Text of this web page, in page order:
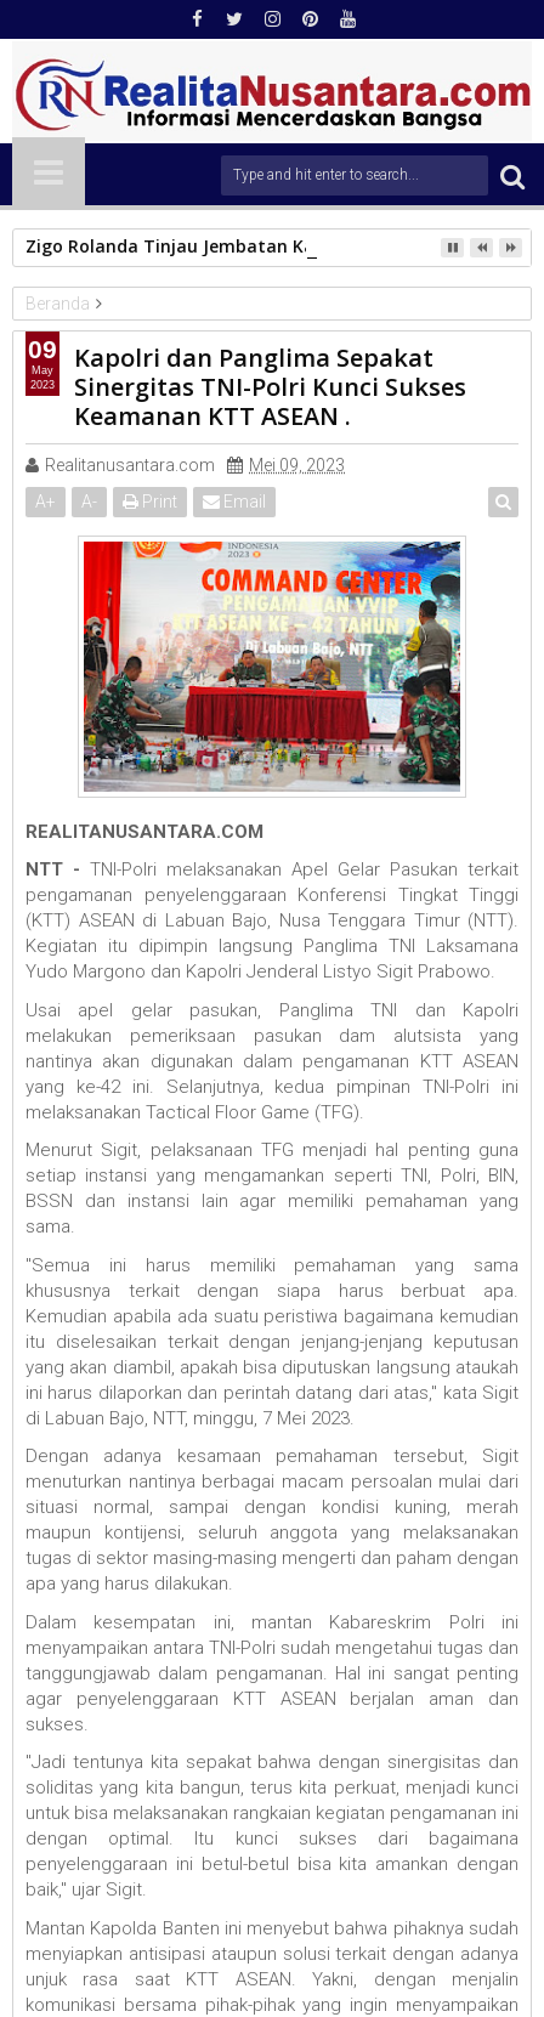
Zigo Rolanda Tinjau Jembatan Kalawi dan Infrastruktur
Beranda
Nasional
Kapolri dan Panglima Sepakat Sinergitas TNI-Polri Kunci Sukses
Keamanan KTT ASEAN .
Kapolri dan Panglima Sepakat
Sinergitas TNI-Polri Kunci Sukses
Keamanan KTT ASEAN .
Realitanusantara.com
Mei 09, 2023
A+ A- Print Email
REALITANUSANTARA.COM
NTT - TNI-Polri melaksanakan Apel Gelar Pasukan terkait
pengamanan penyelenggaraan Konferensi Tingkat Tinggi
(KTT) ASEAN di Labuan Bajo, Nusa Tenggara Timur (NTT).
Kegiatan itu dipimpin langsung Panglima TNI Laksamana
Yudo Margono dan Kapolri Jenderal Listyo Sigit Prabowo.
Usai apel gelar pasukan, Panglima TNI dan Kapolri
melakukan pemeriksaan pasukan dam alutsista yang
nantinya akan digunakan dalam pengamanan KTT ASEAN
yang ke-42 ini. Selanjutnya, kedua pimpinan TNI-Polri ini
melaksanakan Tactical Floor Game (TFG).
Menurut Sigit, pelaksanaan TFG menjadi hal penting guna
setiap instansi yang mengamankan seperti TNI, Polri, BIN,
BSSN dan instansi lain agar memiliki pemahaman yang
sama.
"Semua ini harus memiliki pemahaman yang sama
khususnya terkait dengan siapa harus berbuat apa.
Kemudian apabila ada suatu peristiwa bagaimana kemudian
itu diselesaikan terkait dengan jenjang-jenjang keputusan
yang akan diambil, apakah bisa diputuskan langsung ataukah
ini harus dilaporkan dan perintah datang dari atas," kata Sigit
di Labuan Bajo, NTT, minggu, 7 Mei 2023.
Dengan adanya kesamaan pemahaman tersebut, Sigit
menuturkan nantinya berbagai macam persoalan mulai dari
situasi normal, sampai dengan kondisi kuning, merah
maupun kontijensi, seluruh anggota yang melaksanakan
tugas di sektor masing-masing mengerti dan paham dengan
apa yang harus dilakukan.
Dalam kesempatan ini, mantan Kabareskrim Polri ini
menyampaikan antara TNI-Polri sudah mengetahui tugas dan
tanggungjawab dalam pengamanan. Hal ini sangat penting
agar penyelenggaraan KTT ASEAN berjalan aman dan
sukses.
"Jadi tentunya kita sepakat bahwa dengan sinergisitas dan
soliditas yang kita bangun, terus kita perkuat, menjadi kunci
untuk bisa melaksanakan rangkaian kegiatan pengamanan ini
dengan optimal. Itu kunci sukses dari bagaimana
penyelenggaraan ini betul-betul bisa kita amankan dengan
baik," ujar Sigit.
Mantan Kapolda Banten ini menyebut bahwa pihaknya sudah
menyiapkan antisipasi ataupun solusi terkait dengan adanya
unjuk rasa saat KTT ASEAN. Yakni, dengan menjalin
komunikasi bersama pihak-pihak yang ingin menyampaikan
09
May
2023